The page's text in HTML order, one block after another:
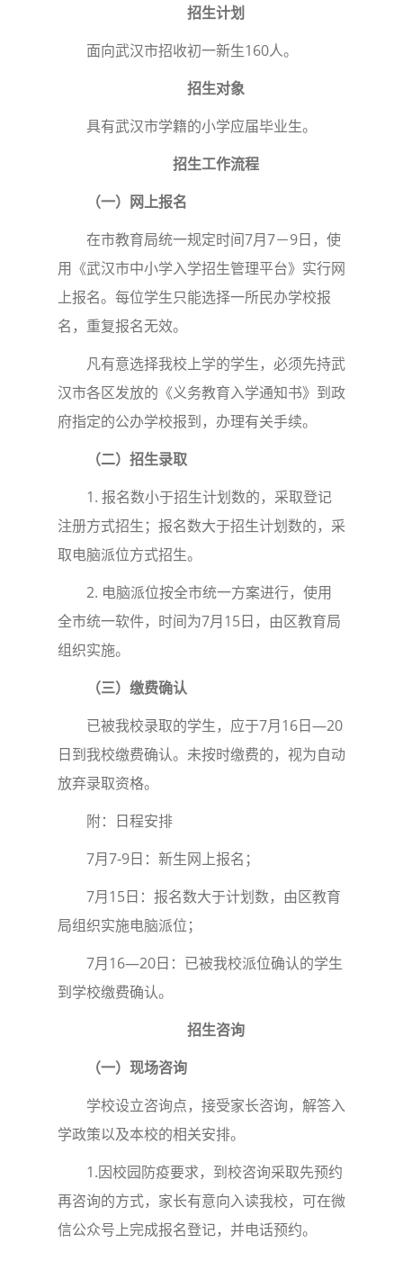
招生计划
面向武汉市招收初一新生160人。
招生对象
具有武汉市学籍的小学应届毕业生。
招生工作流程
（一）网上报名
在市教育局统一规定时间7月7－9日，使
用《武汉市中小学入学招生管理平台》实行网
上报名。每位学生只能选择一所民办学校报
名，重复报名无效。
凡有意选择我校上学的学生，必须先持武
汉市各区发放的《义务教育入学通知书》到政
府指定的公办学校报到，办理有关手续。
（二）招生录取
1. 报名数小于招生计划数的，采取登记
注册方式招生；报名数大于招生计划数的，采
取电脑派位方式招生。
2. 电脑派位按全市统一方案进行，使用
全市统一软件，时间为7月15日，由区教育局
组织实施。
（三）缴费确认
已被我校录取的学生，应于7月16日—20
日到我校缴费确认。未按时缴费的，视为自动
放弃录取资格。
附：日程安排
7月7-9日：新生网上报名；
7月15日：报名数大于计划数，由区教育
局组织实施电脑派位；
7月16—20日：已被我校派位确认的学生
到学校缴费确认。
招生咨询
（一）现场咨询
学校设立咨询点，接受家长咨询，解答入
学政策以及本校的相关安排。
1.因校园防疫要求，到校咨询采取先预约
再咨询的方式，家长有意向入读我校，可在微
信公众号上完成报名登记，并电话预约。